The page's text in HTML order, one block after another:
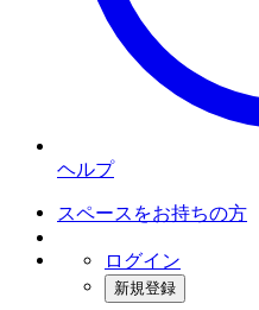
ヘルプ
スペースをお持ちの方
ログイン
新規登録